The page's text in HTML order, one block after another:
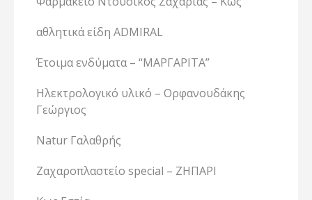
αθλητικά είδη ADMIRAL
Έτοιμα ενδύματα – “ΜΑΡΓΑΡΙΤΑ”
Ηλεκτρολογικό υλικό – Ορφανουδάκης
Γεώργιος
Natur Γαλαθρής
Ζαχαροπλαστείο special – ZHΠAPI